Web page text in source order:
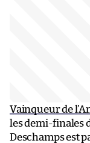
Vainqueur de
les demi-finales
Deschamps est